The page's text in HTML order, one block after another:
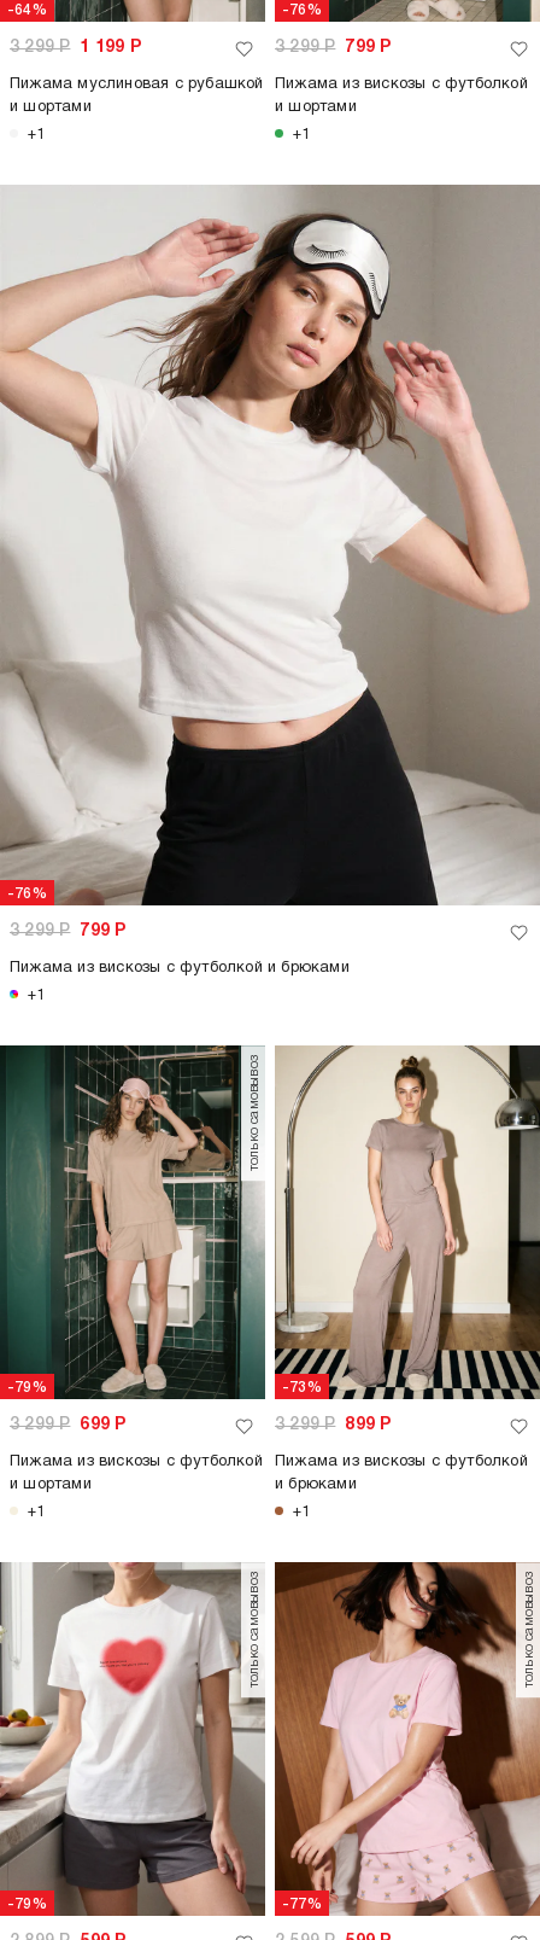
-64%
3 299Р 1 199 Р
Пижама муслиновая с рубашкой
и шортами
+1
-76%
3 299Р 799 Р
Пижама из вискозы с футболкой
и шортами
+1
-76%
3 299Р 799 Р
Пижама из вискозы с футболкой и брюками
+1
-79%
только самовывоз
3 299Р 699 Р
Пижама из вискозы с футболкой
и шортами
+1
-73%
3 299Р 899 Р
Пижама из вискозы с футболкой
и брюками
+1
-79%
только самовывоз
-77%
только самовывоз